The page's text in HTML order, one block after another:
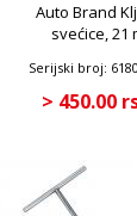
Auto Brand
svećice, 21
Serijski broj:
> 450.00